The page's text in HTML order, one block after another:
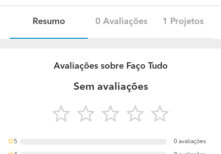
Resumo 0 Avaliações 1 Projetos
Avaliações sobre Faço Tudo
Sem avaliações
5 0 avaliações